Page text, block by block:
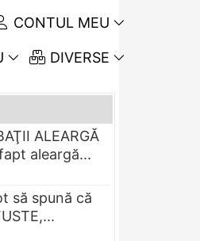
CONTUL MEU
DIVERSE
ALEARGĂ
aleargă...
să spună că